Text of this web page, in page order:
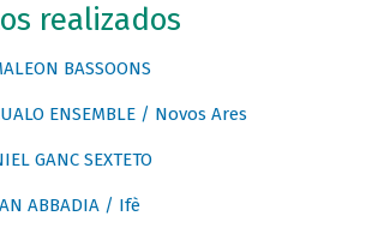
realizados
BASSOONS
ENSEMBLE / Novos Ares
GANC SEXTETO
ABBADIA / Ifè